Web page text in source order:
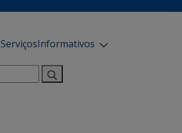
ServiçosInformativos